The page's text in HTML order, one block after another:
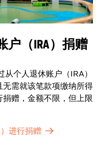
户（IRA）捐赠
个人退休账户（IRA）
需就该笔款项缴纳所得
赠，金额不限，但上限
进行捐赠